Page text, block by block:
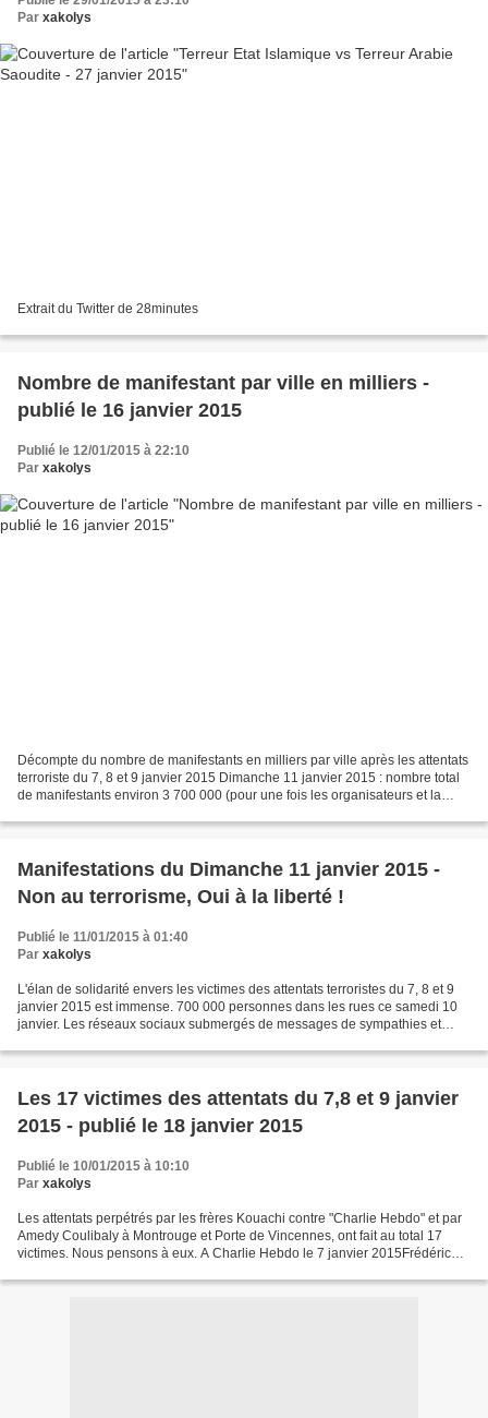
Par xakolys
Extrait du Twitter de 28minutes
Nombre de manifestant par ville en milliers -
publié le 16 janvier 2015
Publié le 12/01/2015 à 22:10
Par xakolys
Décompte du nombre de manifestants en milliers par ville après les attentats
terroriste du 7, 8 et 9 janvier 2015 Dimanche 11 janvier 2015 : nombre total
de manifestants environ 3 700 000 (pour une fois les organisateurs et la
Manifestations du Dimanche 11 janvier 2015 -
Non au terrorisme, Oui à la liberté !
Publié le 11/01/2015 à 01:40
Par xakolys
L'élan de solidarité envers les victimes des attentats terroristes du 7, 8 et 9
janvier 2015 est immense. 700 000 personnes dans les rues ce samedi 10
janvier. Les réseaux sociaux submergés de messages de sympathies et
Les 17 victimes des attentats du 7,8 et 9 janvier
2015 - publié le 18 janvier 2015
Publié le 10/01/2015 à 10:10
Par xakolys
Les attentats perpétrés par les frères Kouachi contre "Charlie Hebdo" et par
Amedy Coulibaly à Montrouge et Porte de Vincennes, ont fait au total 17
victimes. Nous pensons à eux. A Charlie Hebdo le 7 janvier 2015Frédéric